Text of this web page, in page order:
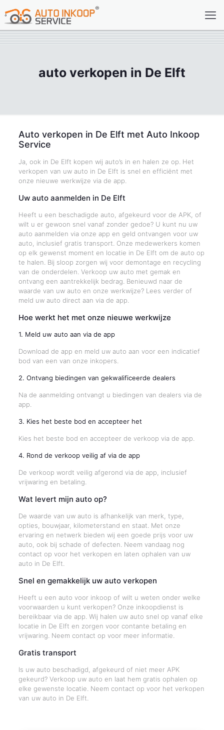
auto verkopen in De Elft
Auto verkopen in De Elft met Auto Inkoop
Service
Ja, ook in De Elft kopen wij auto’s in en halen ze op. Het
verkopen van uw auto in De Elft is snel en efficiënt met
onze nieuwe werkwijze via de app.
Uw auto aanmelden in De Elft
Heeft u een beschadigde auto, afgekeurd voor de APK, of
wilt u er gewoon snel vanaf zonder gedoe? U kunt nu uw
auto aanmelden via onze app en geld ontvangen voor uw
auto, inclusief gratis transport. Onze medewerkers komen
op elk gewenst moment en locatie in De Elft om de auto op
te halen. Bij sloop zorgen wij voor demontage en recycling
van de onderdelen. Verkoop uw auto met gemak en
ontvang een aantrekkelijk bedrag. Benieuwd naar de
waarde van uw auto en onze werkwijze? Lees verder of
meld uw auto direct aan via de app.
Hoe werkt het met onze nieuwe werkwijze
1. Meld uw auto aan via de app
Download de app en meld uw auto aan voor een indicatief
bod van een van onze inkopers.
2. Ontvang biedingen van gekwalificeerde dealers
Na de aanmelding ontvangt u biedingen van dealers via de
app.
3. Kies het beste bod en accepteer het
Kies het beste bod en accepteer de verkoop via de app.
4. Rond de verkoop veilig af via de app
De verkoop wordt veilig afgerond via de app, inclusief
vrijwaring en betaling.
Wat levert mijn auto op?
De waarde van uw auto is afhankelijk van merk, type,
opties, bouwjaar, kilometerstand en staat. Met onze
ervaring en netwerk bieden wij een goede prijs voor uw
auto, ook bij schade of defecten. Neem vandaag nog
contact op voor het verkopen en laten ophalen van uw
auto in De Elft.
Snel en gemakkelijk uw auto verkopen
Heeft u een auto voor inkoop of wilt u weten onder welke
voorwaarden u kunt verkopen? Onze inkoopdienst is
bereikbaar via de app. Wij halen uw auto snel op vanaf elke
locatie in De Elft en zorgen voor contante betaling en
vrijwaring. Neem contact op voor meer informatie.
Gratis transport
Is uw auto beschadigd, afgekeurd of niet meer APK
gekeurd? Verkoop uw auto en laat hem gratis ophalen op
elke gewenste locatie. Neem contact op voor het verkopen
van uw auto in De Elft.